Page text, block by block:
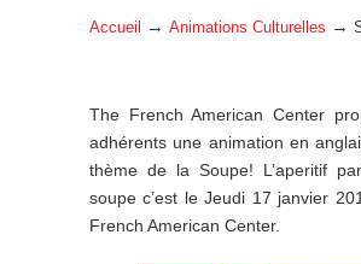
Accueil → Animations Culturelles →
The French American Center
adhérents une animation en
thème de la Soupe! L’aperitif
soupe c’est le Jeudi 17 janvier
French American Center.